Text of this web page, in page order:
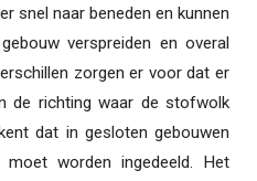
snel naar beneden en kunnen
verspreiden en overal
zorgen er voor dat er
de richting waar de stofwolk
dat in gesloten gebouwen
worden ingedeeld. Het